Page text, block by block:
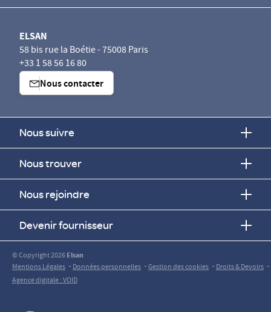
ELSAN
58 bis rue la Boétie - 75008 Paris
+33 1 58 56 16 80
Nous contacter
Nous suivre
Nous trouver
Nous rejoindre
Devenir fournisseur
© Copyright 2026Elsan
Mentions Légales -Données personnelles -Gestion des cookies -Droits & Devoirs -
Agence digitale : VOID